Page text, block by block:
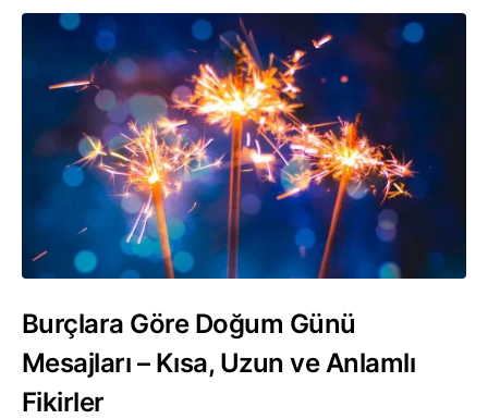
Burçlara Göre Doğum Günü
Mesajları – Kısa, Uzun ve Anlamlı
Fikirler